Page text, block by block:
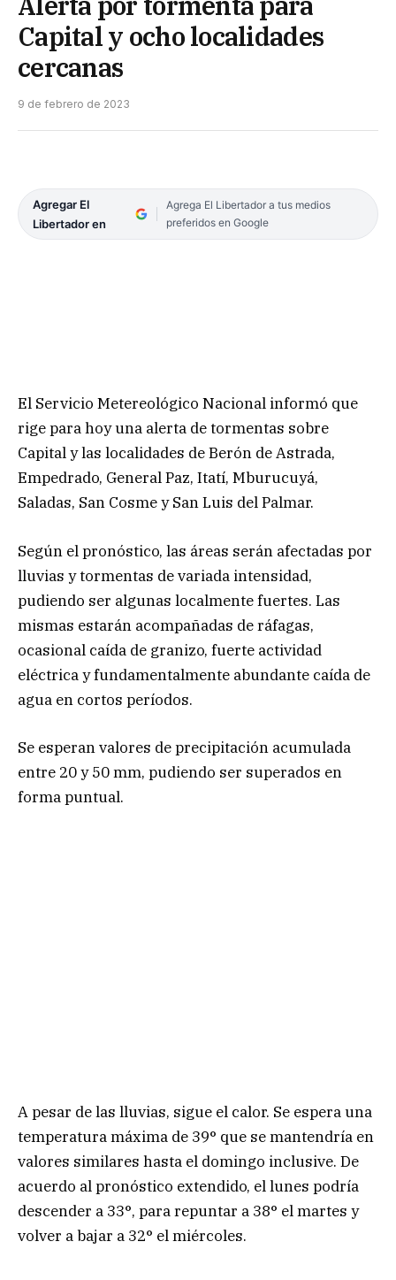
Capital y ocho localidades
cercanas
9 de febrero de 2023
Agregar El
Libertador en
Agrega El Libertador a tus medios
preferidos en Google
El Servicio Metereológico Nacional informó que
rige para hoy una alerta de tormentas sobre
Capital y las localidades de Berón de Astrada,
Empedrado, General Paz, Itatí, Mburucuyá,
Saladas, San Cosme y San Luis del Palmar.
Según el pronóstico, las áreas serán afectadas por
lluvias y tormentas de variada intensidad,
pudiendo ser algunas localmente fuertes. Las
mismas estarán acompañadas de ráfagas,
ocasional caída de granizo, fuerte actividad
eléctrica y fundamentalmente abundante caída de
agua en cortos períodos.
Se esperan valores de precipitación acumulada
entre 20 y 50 mm, pudiendo ser superados en
forma puntual.
A pesar de las lluvias, sigue el calor. Se espera una
temperatura máxima de 39° que se mantendría en
valores similares hasta el domingo inclusive. De
acuerdo al pronóstico extendido, el lunes podría
descender a 33°, para repuntar a 38° el martes y
volver a bajar a 32° el miércoles.